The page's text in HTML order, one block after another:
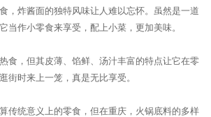
，炸酱面的独特风味让人难以忘怀。虽然是一道
当作小零食来享受，配上小菜，更加美味。
食，但其皮薄、馅鲜、汤汁丰富的特点让它在零
街时来上一笼，真是无比享受。
传统意义上的零食，但在重庆，火锅底料的多样